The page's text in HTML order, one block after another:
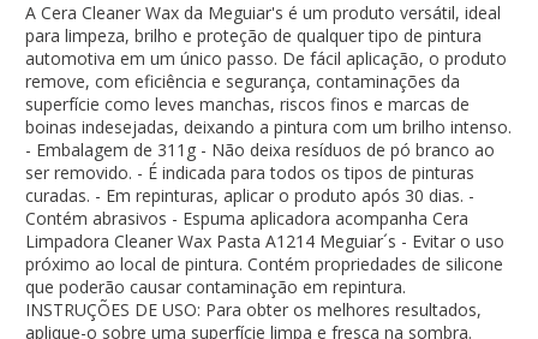
A Cera Cleaner Wax da Meguiar's é um produto versátil, ideal
para limpeza, brilho e proteção de qualquer tipo de pintura
automotiva em um único passo. De fácil aplicação, o produto
remove, com eficiência e segurança, contaminações da
superfície como leves manchas, riscos finos e marcas de
boinas indesejadas, deixando a pintura com um brilho intenso.
- Embalagem de 311g - Não deixa resíduos de pó branco ao
ser removido. - É indicada para todos os tipos de pinturas
curadas. - Em repinturas, aplicar o produto após 30 dias. -
Contém abrasivos - Espuma aplicadora acompanha Cera
Limpadora Cleaner Wax Pasta A1214 Meguiar´s - Evitar o uso
próximo ao local de pintura. Contém propriedades de silicone
que poderão causar contaminação em repintura.
INSTRUÇÕES DE USO: Para obter os melhores resultados,
aplique-o sobre uma superfície limpa e fresca na sombra.